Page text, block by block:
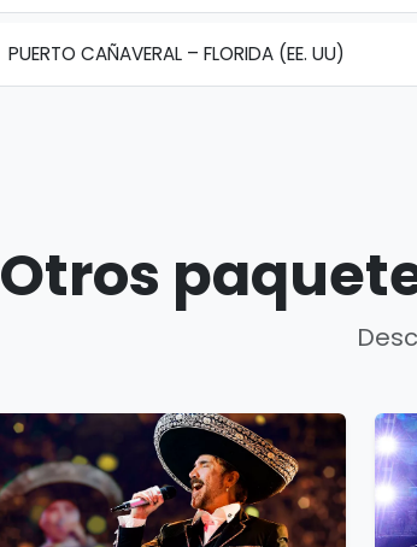
PUERTO CAÑAVERAL – FLORIDA (EE. UU)
Otros